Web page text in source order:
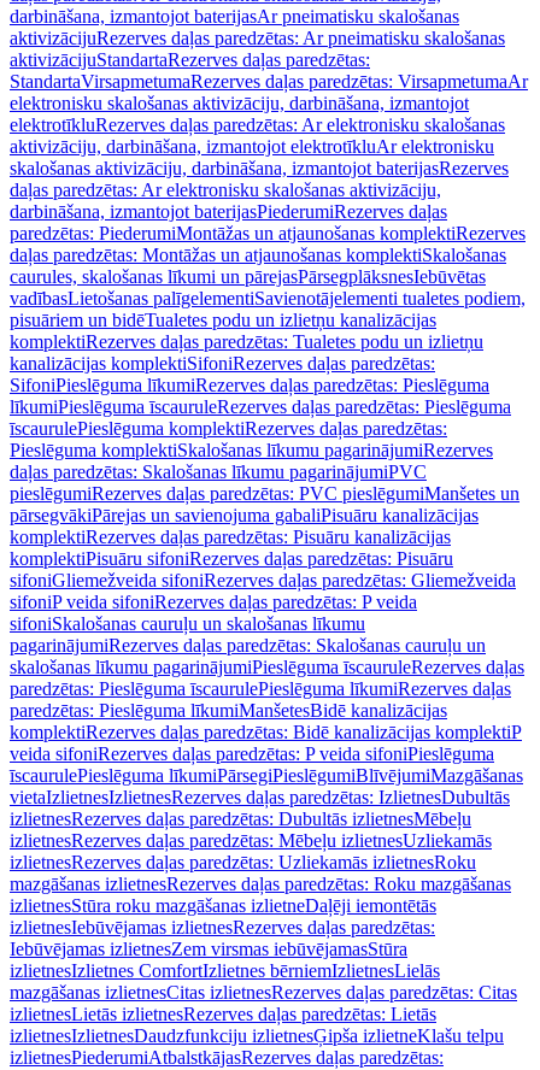
darbināšana, izmantojot baterijasAr pneimatisku skalošanas
aktivizācijuRezerves daļas paredzētas: Ar pneimatisku skalošanas
aktivizācijuStandartaRezerves daļas paredzētas:
StandartaVirsapmetumaRezerves daļas paredzētas: VirsapmetumaAr
elektronisku skalošanas aktivizāciju, darbināšana, izmantojot
elektrotīkluRezerves daļas paredzētas: Ar elektronisku skalošanas
aktivizāciju, darbināšana, izmantojot elektrotīkluAr elektronisku
skalošanas aktivizāciju, darbināšana, izmantojot baterijasRezerves
daļas paredzētas: Ar elektronisku skalošanas aktivizāciju,
darbināšana, izmantojot baterijasPiederumiRezerves daļas
paredzētas: PiederumiMontāžas un atjaunošanas komplektiRezerves
daļas paredzētas: Montāžas un atjaunošanas komplektiSkalošanas
caurules, skalošanas līkumi un pārejasPārsegplāksnesIebūvētas
vadībasLietošanas palīgelementiSavienotājelementi tualetes podiem,
pisuāriem un bidēTualetes podu un izlietņu kanalizācijas
komplektiRezerves daļas paredzētas: Tualetes podu un izlietņu
kanalizācijas komplektiSifoniRezerves daļas paredzētas:
SifoniPieslēguma līkumiRezerves daļas paredzētas: Pieslēguma
līkumiPieslēguma īscauruleRezerves daļas paredzētas: Pieslēguma
īscaurulePieslēguma komplektiRezerves daļas paredzētas:
Pieslēguma komplektiSkalošanas līkumu pagarinājumiRezerves
daļas paredzētas: Skalošanas līkumu pagarinājumiPVC
pieslēgumiRezerves daļas paredzētas: PVC pieslēgumiManšetes un
pārsegvākiPārejas un savienojuma gabaliPisuāru kanalizācijas
komplektiRezerves daļas paredzētas: Pisuāru kanalizācijas
komplektiPisuāru sifoniRezerves daļas paredzētas: Pisuāru
sifoniGliemežveida sifoniRezerves daļas paredzētas: Gliemežveida
sifoniP veida sifoniRezerves daļas paredzētas: P veida
sifoniSkalošanas cauruļu un skalošanas līkumu
pagarinājumiRezerves daļas paredzētas: Skalošanas cauruļu un
skalošanas līkumu pagarinājumiPieslēguma īscauruleRezerves daļas
paredzētas: Pieslēguma īscaurulePieslēguma līkumiRezerves daļas
paredzētas: Pieslēguma līkumiManšetesBidē kanalizācijas
komplektiRezerves daļas paredzētas: Bidē kanalizācijas komplektiP
veida sifoniRezerves daļas paredzētas: P veida sifoniPieslēguma
īscaurulePieslēguma līkumiPārsegiPieslēgumiBlīvējumiMazgāšanas
vietaIzlietnesIzlietnesRezerves daļas paredzētas: IzlietnesDubultās
izlietnesRezerves daļas paredzētas: Dubultās izlietnesMēbeļu
izlietnesRezerves daļas paredzētas: Mēbeļu izlietnesUzliekamās
izlietnesRezerves daļas paredzētas: Uzliekamās izlietnesRoku
mazgāšanas izlietnesRezerves daļas paredzētas: Roku mazgāšanas
izlietnesStūra roku mazgāšanas izlietneDaļēji iemontētās
izlietnesIebūvējamas izlietnesRezerves daļas paredzētas:
Iebūvējamas izlietnesZem virsmas iebūvējamasStūra
izlietnesIzlietnes ComfortIzlietnes bērniemIzlietnesLielās
mazgāšanas izlietnesCitas izlietnesRezerves daļas paredzētas: Citas
izlietnesLietās izlietnesRezerves daļas paredzētas: Lietās
izlietnesIzlietnesDaudzfunkciju izlietnesĢipša izlietneKlašu telpu
izlietnesPiederumiAtbalstkājasRezerves daļas paredzētas: